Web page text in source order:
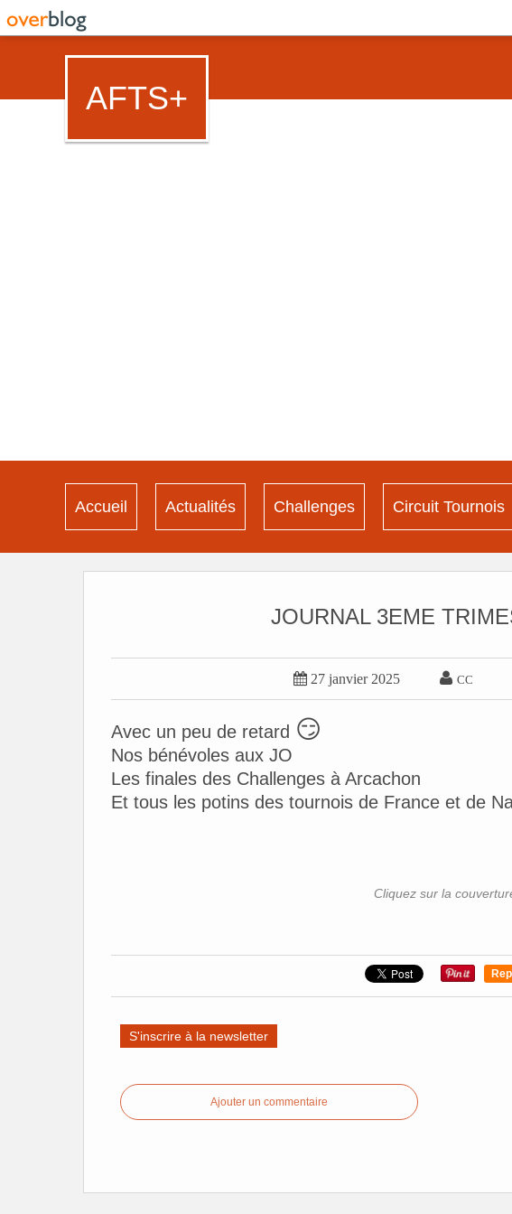
AFTS+
Accueil Actualités Challenges Circuit Tournois
JOURNAL 3EME
 27 janvier 2025  CC
Avec un peu de retard 😏
Nos bénévoles aux JO
Les finales des Challenges à Arcachon
Et tous les potins des tournois de France et de
Cliquez sur la
S'inscrire à la newsletter
Ajouter un commentaire